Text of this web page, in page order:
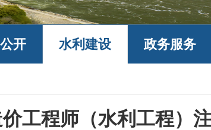
开 水利建设 政务服务
工程师（水利工程）